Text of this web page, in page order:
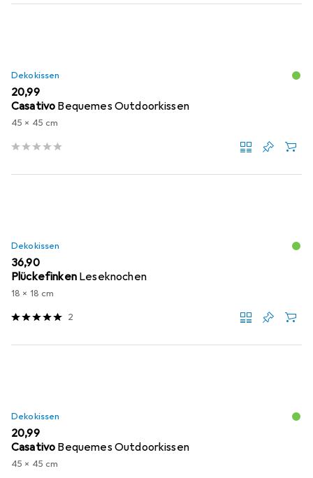
Dekokissen
EUR
20,99
Casativo Bequemes Outdoorkissen
45 x 45 cm
Dekokissen
EUR
36,90
Plückefinken Leseknochen
18 x 18 cm
2
Dekokissen
EUR
20,99
Casativo Bequemes Outdoorkissen
45 x 45 cm